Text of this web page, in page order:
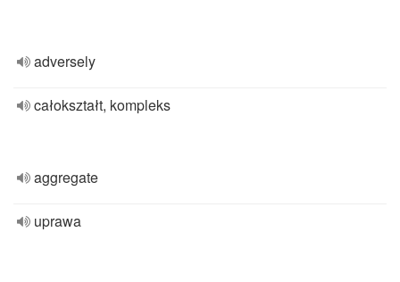
adversely
całokształt, kompleks
aggregate
uprawa